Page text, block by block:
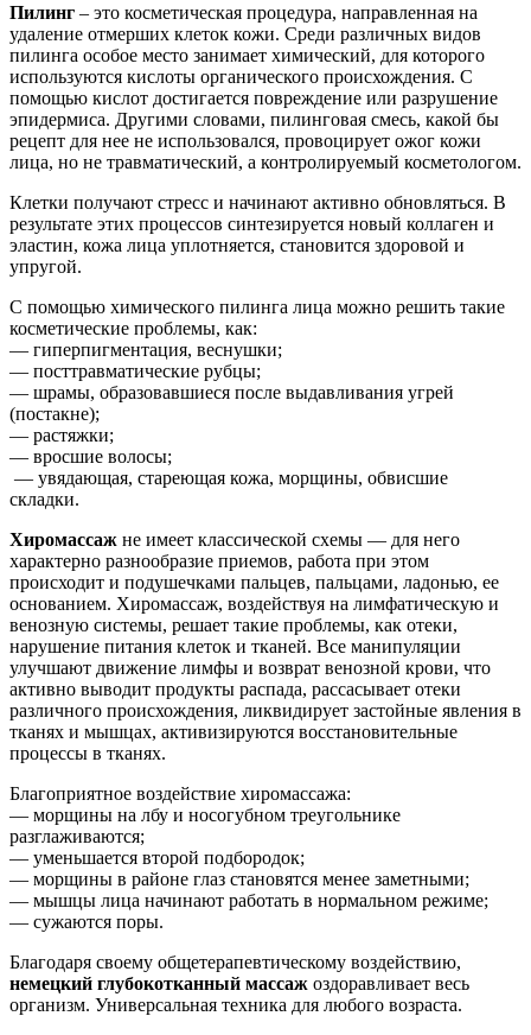
Пилинг – это косметическая процедура, направленная на
удаление отмерших клеток кожи. Среди различных видов
пилинга особое место занимает химический, для которого
используются кислоты органического происхождения. С
помощью кислот достигается повреждение или разрушение
эпидермиса. Другими словами, пилинговая смесь, какой бы
рецепт для нее не использовался, провоцирует ожог кожи
лица, но не травматический, а контролируемый косметологом.
Клетки получают стресс и начинают активно обновляться. В
результате этих процессов синтезируется новый коллаген и
эластин, кожа лица уплотняется, становится здоровой и
упругой.
С помощью химического пилинга лица можно решить такие
косметические проблемы, как:
— гиперпигментация, веснушки;
— посттравматические рубцы;
— шрамы, образовавшиеся после выдавливания угрей
(постакне);
— растяжки;
— вросшие волосы;
— увядающая, стареющая кожа, морщины, обвисшие
складки.
Хиромассаж не имеет классической схемы — для него
характерно разнообразие приемов, работа при этом
происходит и подушечками пальцев, пальцами, ладонью, ее
основанием. Хиромассаж, воздействуя на лимфатическую и
венозную системы, решает такие проблемы, как отеки,
нарушение питания клеток и тканей. Все манипуляции
улучшают движение лимфы и возврат венозной крови, что
активно выводит продукты распада, рассасывает отеки
различного происхождения, ликвидирует застойные явления в
тканях и мышцах, активизируются восстановительные
процессы в тканях.
Благоприятное воздействие хиромассажа:
— морщины на лбу и носогубном треугольнике
разглаживаются;
— уменьшается второй подбородок;
— морщины в районе глаз становятся менее заметными;
— мышцы лица начинают работать в нормальном режиме;
— сужаются поры.
Благодаря своему общетерапевтическому воздействию,
немецкий глубокотканный массаж оздоравливает весь
организм. Универсальная техника для любого возраста.